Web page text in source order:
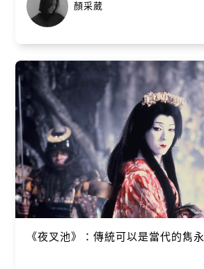
顏采葳
《夜叉池》：傳統可以是當代的雋永